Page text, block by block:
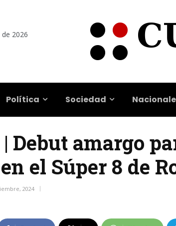
2026
Política Sociedad
Debut amargo
el Súper 8 de
2024